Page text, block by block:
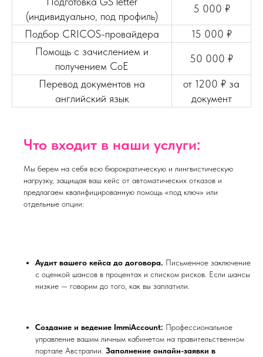
(индивидуально, под профиль)
5 000 ₽
Подбор CRICOS-провайдера
15 000 ₽
Помощь с зачислением и
получением CoE
50 000 ₽
Перевод документов на
английский язык
от 1200 ₽ за
документ
Что входит в наши услуги:
Мы берем на себя всю бюрократическую и лингвистическую
нагрузку, защищая ваш кейс от автоматических отказов и
предлагаем квалифицированную помощь «под ключ» или
отдельные опции:
Аудит вашего кейса до договора. Письменное заключение
с оценкой шансов в процентах и списком рисков. Если шансы
низкие — говорим до того, как вы заплатили.
Создание и ведение ImmiAccount: Профессиональное
управление вашим личным кабинетом на правительственном
портале Австралии. Заполнение онлайн-заявки в